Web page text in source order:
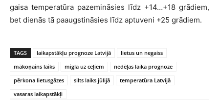
gaisa temperatūra pazemināsies līdz +14…+18 grādiem,
bet dienās tā paaugstināsies līdz aptuveni +25 grādiem.
TAGS laikapstākļu prognoze Latvijā
lietus un negaiss
mākoņains laiks
migla uz ceļiem
nedēļas laika prognoze
pērkona lietusgāzes
silts laiks jūlijā
temperatūra Latvijā
vasaras laikapstākļi